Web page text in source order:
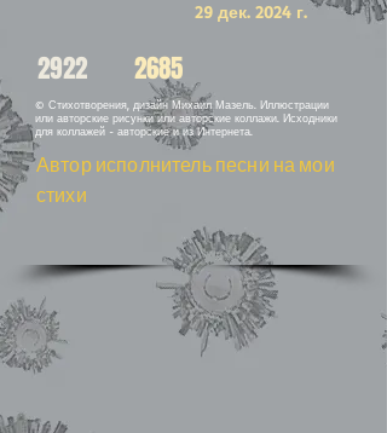
29 дек. 2024 г.
2922 2685
© Стихотворения, дизайн Михаил Мазель. Иллюстрации
или авторские рисунки или авторские коллажи. Исходники
для коллажей - авторские и из Интернета.
Автор исполнитель песни на мои
стихи